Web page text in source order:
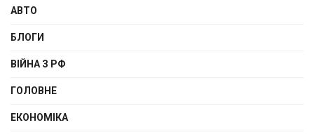
АВТО
БЛОГИ
ВІЙНА З РФ
ГОЛОВНЕ
ЕКОНОМІКА